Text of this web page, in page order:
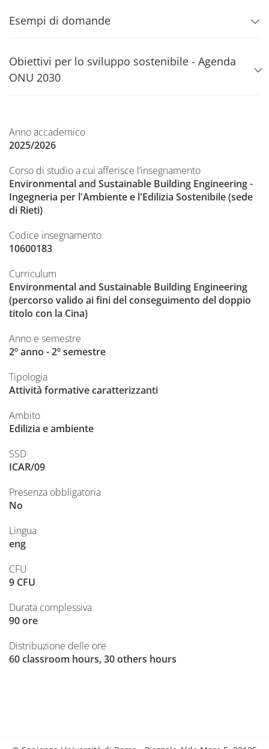
Esempi di domande
Obiettivi per lo sviluppo sostenibile - Agenda
ONU 2030
Anno accademico
2025/2026
Corso di studio a cui afferisce l’insegnamento
Environmental and Sustainable Building Engineering -
Ingegneria per l'Ambiente e l'Edilizia Sostenibile (sede
di Rieti)
Codice insegnamento
10600183
Curriculum
Environmental and Sustainable Building Engineering
(percorso valido ai fini del conseguimento del doppio
titolo con la Cina)
Anno e semestre
2º anno - 2º semestre
Tipologia
Attività formative caratterizzanti
Ambito
Edilizia e ambiente
SSD
ICAR/09
Presenza obbligatoria
No
Lingua
eng
CFU
9 CFU
Durata complessiva
90 ore
Distribuzione delle ore
60 classroom hours, 30 others hours